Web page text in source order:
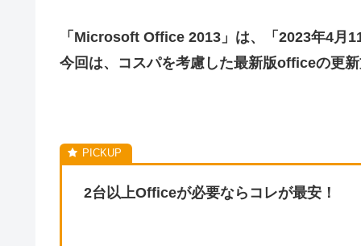
「Microsoft Office 2013」は、「2023年4月
今回は、コスパを考慮した最新版officeの更
2台以上Officeが必要ならコレが最安！